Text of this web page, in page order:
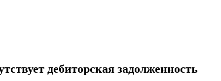
дебиторская задолженность